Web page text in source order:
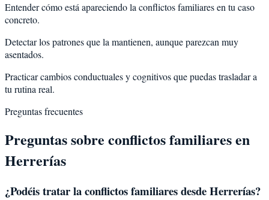
Entender cómo está apareciendo la conflictos familiares en tu caso
concreto.
Detectar los patrones que la mantienen, aunque parezcan muy
asentados.
Practicar cambios conductuales y cognitivos que puedas trasladar a
tu rutina real.
Preguntas frecuentes
Preguntas sobre conflictos familiaresen
Herrerías
¿Podéis tratar laconflictos familiaresdesdeHerrerías?